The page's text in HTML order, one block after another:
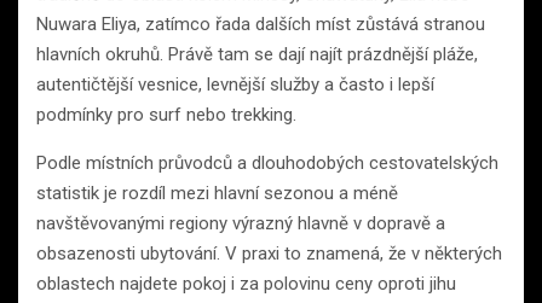
Nuwara Eliya, zatímco řada dalších míst zůstává stranou
hlavních okruhů. Právě tam se dají najít prázdnější pláže,
autentičtější vesnice, levnější služby a často i lepší
podmínky pro surf nebo trekking.
Podle místních průvodců a dlouhodobých cestovatelských
statistik je rozdíl mezi hlavní sezonou a méně
navštěvovanými regiony výrazný hlavně v dopravě a
obsazenosti ubytování. V praxi to znamená, že v některých
oblastech najdete pokoj i za polovinu ceny oproti jihu